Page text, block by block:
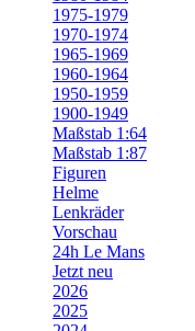
1975-1979
1970-1974
1965-1969
1960-1964
1950-1959
1900-1949
Maßstab 1:64
Maßstab 1:87
Figuren
Helme
Lenkräder
Vorschau
24h Le Mans
Jetzt neu
2026
2025